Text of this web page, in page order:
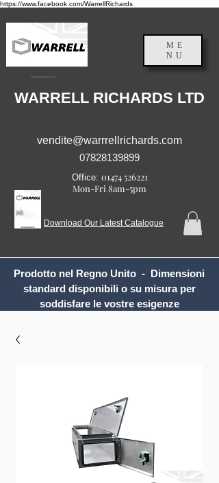
https://www.facebook.com/WarrellRichards
Inghilterra, Regno Unito
ME
NU
WARRELL RICHARDS LTD
vendite@warrrellrichards.com
07828139899
Office: 01474 526221
Mon-Fri 8am-5pm
Download Our Latest Catalogue
Prodotto nel Regno Unito - Dimensioni
standard disponibili o su misura per
soddisfare le vostre esigenze